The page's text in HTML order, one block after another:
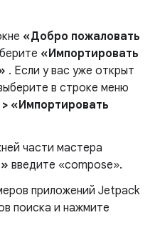
«Добро пожаловать
«Импортировать
. Если у вас уже открыт
в строке меню
«Импортировать
части мастера
введите «compose».
приложений Jetpack
поиска и нажмите